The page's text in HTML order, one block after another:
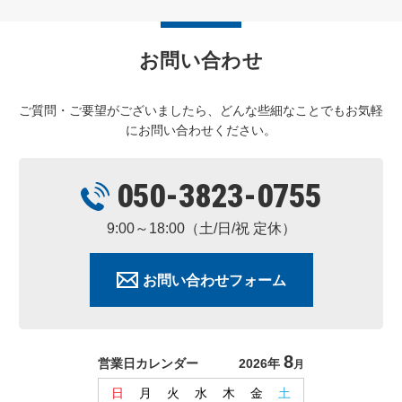
お問い合わせ
ご質問・ご要望がございましたら、どんな些細なことでもお気軽
にお問い合わせください。
営業日カレンダー 2026年 8月
日 月 火 水 木 金
土
050-3823-0755
9:00～18:00（土/日/祝 定休）
お問い合わせフォーム